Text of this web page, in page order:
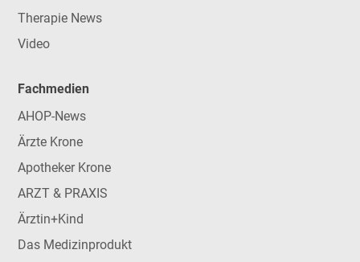
Therapie News
Video
Fachmedien
AHOP-News
Ärzte Krone
Apotheker Krone
ARZT & PRAXIS
Ärztin+Kind
Das Medizinprodukt